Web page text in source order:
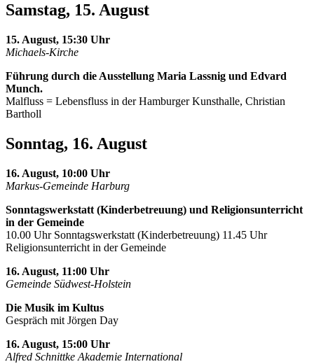
Samstag, 15. August
15. August, 15:30 Uhr
Michaels-Kirche
Führung durch die Ausstellung Maria Lassnig und Edvard
Munch.
Malfluss = Lebensfluss in der Hamburger Kunsthalle, Christian
Bartholl
Sonntag, 16. August
16. August, 10:00 Uhr
Markus-Gemeinde Harburg
Sonntagswerkstatt (Kinderbetreuung) und Religionsunterricht
in der Gemeinde
10.00 Uhr Sonntagswerkstatt (Kinderbetreuung) 11.45 Uhr
Religionsunterricht in der Gemeinde
16. August, 11:00 Uhr
Gemeinde Südwest-Holstein
Die Musik im Kultus
Gespräch mit Jörgen Day
16. August, 15:00 Uhr
Alfred Schnittke Akademie International